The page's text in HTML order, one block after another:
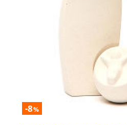
-8%